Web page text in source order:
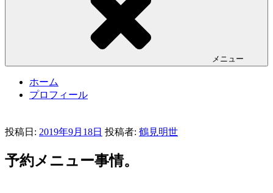
メニュー
ホーム
プロフィール
投稿日: 2019年9月18日 投稿者: 鶴見明世
予約メニュー事情。